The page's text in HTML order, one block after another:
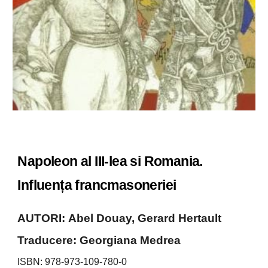
Napoleon al III-lea si Romania.
Influența francmasoneriei
AUTORI: Abel Douay, Gerard Hertault
Traducere:Georgiana Medrea
ISBN: 978-973-109-780-0